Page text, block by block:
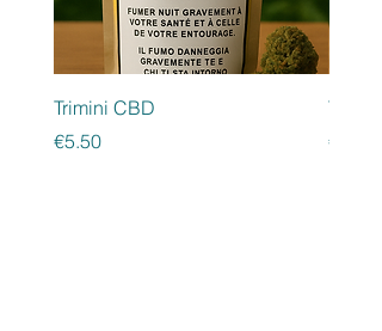
Trimini CBD
Price
€5.50
Price
€5.50